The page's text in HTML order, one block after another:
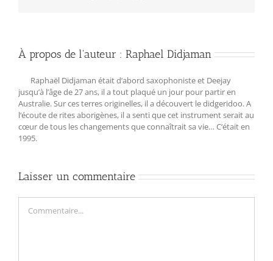
À propos de l'auteur : Raphael Didjaman
Raphaël Didjaman était d’abord saxophoniste et Deejay
jusqu’à l’âge de 27 ans, il a tout plaqué un jour pour partir en
Australie. Sur ces terres originelles, il a découvert le didgeridoo. A
l‘écoute de rites aborigènes, il a senti que cet instrument serait au
cœur de tous les changements que connaîtrait sa vie… C‘était en
1995.
Laisser un commentaire